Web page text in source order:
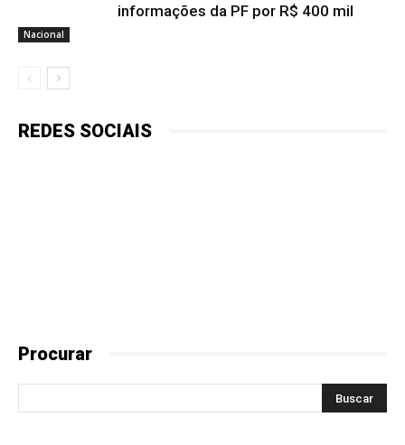
Nacional
informações da PF por R$ 400 mil
REDES SOCIAIS
Procurar